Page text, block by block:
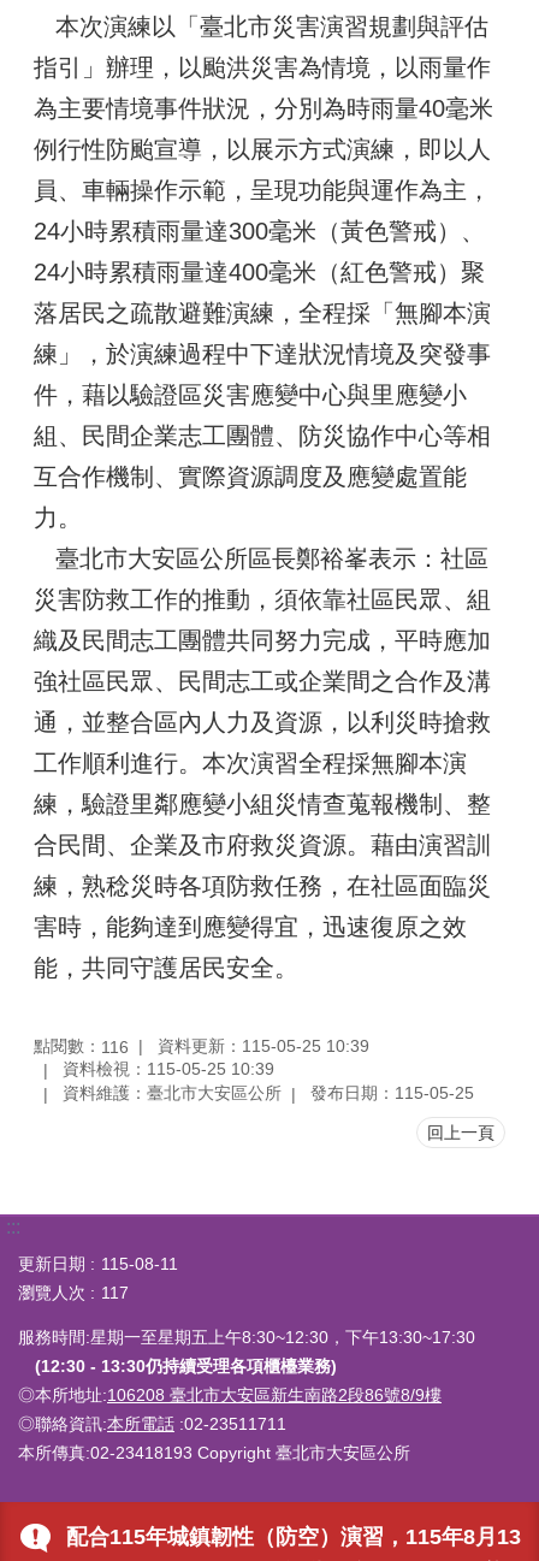
配合115年城鎮韌性（防空）演習，115年8月13
本次演練以「臺北市災害演習規劃與評估
指引」辦理，以颱洪災害為情境，以雨量作
為主要情境事件狀況，分別為時雨量40毫米
例行性防颱宣導，以展示方式演練，即以人
員、車輛操作示範，呈現功能與運作為主，
24小時累積雨量達300毫米（黃色警戒）、
24小時累積雨量達400毫米（紅色警戒）聚
落居民之疏散避難演練，全程採「無腳本演
練」，於演練過程中下達狀況情境及突發事
件，藉以驗證區災害應變中心與里應變小
組、民間企業志工團體、防災協作中心等相
互合作機制、實際資源調度及應變處置能
力。
臺北市大安區公所區長鄭裕峯表示：社區
災害防救工作的推動，須依靠社區民眾、組
織及民間志工團體共同努力完成，平時應加
強社區民眾、民間志工或企業間之合作及溝
通，並整合區內人力及資源，以利災時搶救
工作順利進行。本次演習全程採無腳本演
練，驗證里鄰應變小組災情查蒐報機制、整
合民間、企業及市府救災資源。藉由演習訓
練，熟稔災時各項防救任務，在社區面臨災
害時，能夠達到應變得宜，迅速復原之效
能，共同守護居民安全。
點閱數： 116
資料更新：115-05-25 10:39
資料檢視：115-05-25 10:39
資料維護：臺北市大安區公所
發布日期：115-05-25
回上一頁
:::
更新日期
115-08-11
瀏覽人次
117
服務時間:星期一至星期五上午8:30~12:30，下午13:30~17:30
(12:30 - 13:30仍持續受理各項櫃檯業務)
◎本所地址:106208 臺北市大安區新生南路2段86號8/9樓
◎聯絡資訊:本所電話 :02-23511711
本所傳真:02-23418193 Copyright 臺北市大安區公所